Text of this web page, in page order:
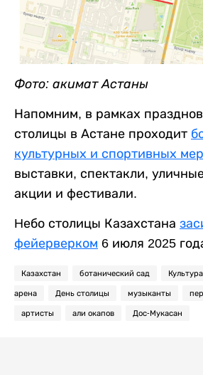
Фото: акимат Астаны
Напомним, в рамках
столицы в Астане проходит
культурных и спортивных
выставки, спектакли,
акции и фестивали.
Hебо столицы Казахстана
фейерверком 6 июля 2025
Казахстан ботанический сад Культура
арена День столицы музыканты
артисты али окапов Дос-Мукасан